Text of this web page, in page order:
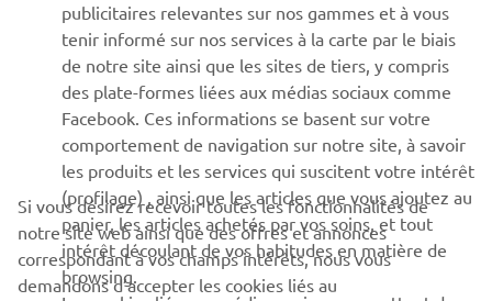
SOUTIEN
BULLETIN
Soyez le premier à connaître les dernières offres, les événements
spéciaux, les nouveautés et bien plus encore
S'ABONNER
publicitaires relevantes sur nos gammes et à vous
tenir informé sur nos services à la carte par le biais
de notre site ainsi que les sites de tiers, y compris
des plate-formes liées aux médias sociaux comme
Facebook. Ces informations se basent sur votre
comportement de navigation sur notre site, à savoir
les produits et les services qui suscitent votre intérêt
(profilage) , ainsi que les articles que vous ajoutez au
panier, les articles achetés par vos soins, et tout
intérêt découlant de vos habitudes en matière de
browsing.
Si vous désirez recevoir toutes les fonctionnalités de
notre site web ainsi que des offres et annonces
correspondant à vos champs intérêts, nous vous
demandons d’accepter les cookies liés au